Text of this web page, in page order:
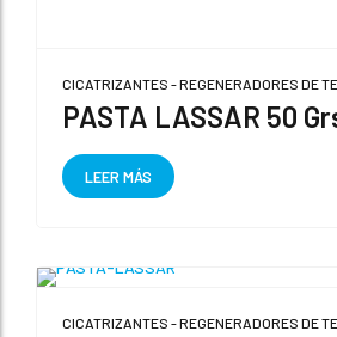
CICATRIZANTES - REGENERADORES DE
PASTA LASSAR 50
LEER MÁS
CICATRIZANTES - REGENERADORES DE